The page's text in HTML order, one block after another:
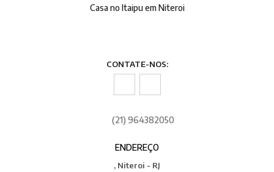
Casa no Itaipu em Niteroi
CONTATE-NOS:
(21) 964382050
ENDEREÇO
, Niteroi - RJ